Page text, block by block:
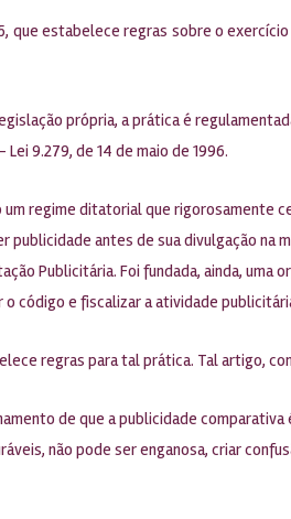
que estabelece regras sobre o
própria, a prática é
9.279, de 14 de maio de 1996.
regime ditatorial que rigorosamente
antes de sua divulgação na
Publicitária. Foi fundada, ainda, uma
código e fiscalizar a atividade
regras para tal prática. Tal artigo,
de que a publicidade
não pode ser enganosa, criar